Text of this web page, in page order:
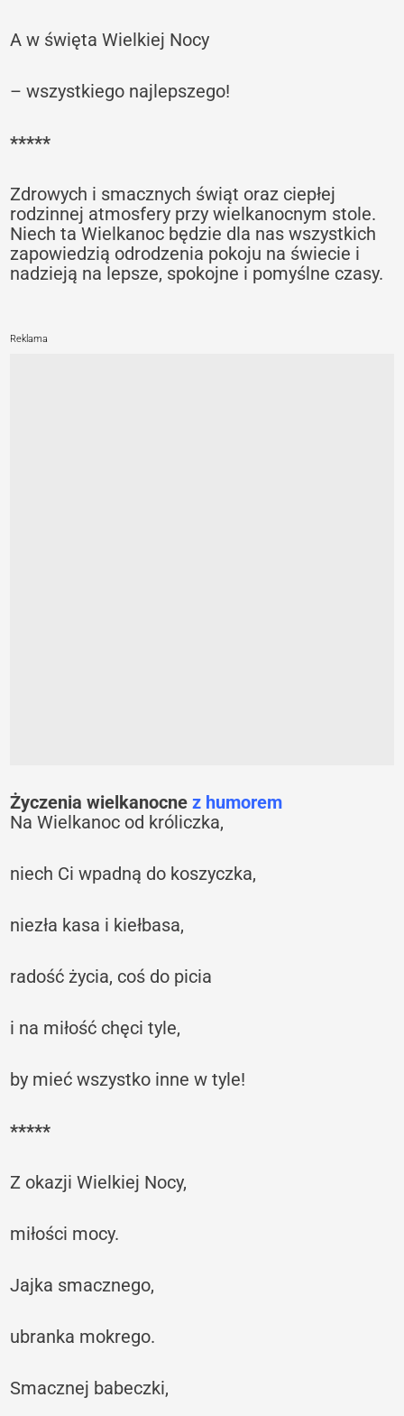
A w święta Wielkiej Nocy
– wszystkiego najlepszego!
*****
Zdrowych i smacznych świąt oraz ciepłej
rodzinnej atmosfery przy wielkanocnym stole.
Niech ta Wielkanoc będzie dla nas wszystkich
zapowiedzią odrodzenia pokoju na świecie i
nadzieją na lepsze, spokojne i pomyślne czasy.
Reklama
Życzenia wielkanocnez humorem
Na Wielkanoc od króliczka,
niech Ci wpadną do koszyczka,
niezła kasa i kiełbasa,
radość życia, coś do picia
i na miłość chęci tyle,
by mieć wszystko inne w tyle!
*****
Z okazji Wielkiej Nocy,
miłości mocy.
Jajka smacznego,
ubranka mokrego.
Smacznej babeczki,